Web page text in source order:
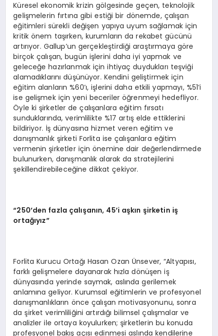
Küresel ekonomik krizin gölgesinde geçen, teknolojik
gelişmelerin fırtına gibi estiği bir dönemde, çalışan
eğitimleri sürekli değişen yapıya uyum sağlamak için
kritik önem taşırken, kurumların da rekabet gücünü
artırıyor. Gallup’un gerçekleştirdiği araştırmaya göre
birçok çalışan, bugün işlerini daha iyi yapmak ve
geleceğe hazırlanmak için ihtiyaç duydukları teşviği
alamadıklarını düşünüyor. Kendini geliştirmek için
eğitim alanların %60’ı, işlerini daha etkili yapmayı, %51’i
ise gelişmek için yeni beceriler öğrenmeyi hedefliyor.
Öyle ki şirketler de çalışanlara eğitim fırsatı
sunduklarında, verimlilikte %17 artış elde ettiklerini
bildiriyor. İş dünyasına hizmet veren eğitim ve
danışmanlık şirketi Forlita ise çalışanlara eğitim
vermenin şirketler için önemine dair değerlendirmede
bulunurken, danışmanlık alarak da stratejilerini
şekillendirebileceğine dikkat çekiyor.
“250’den fazla çalışanın, 45’i aşkın şirketin iş
ortağıyız”
Forlita Kurucu Ortağı Hasan Ozan Ünsever, “Altyapısı,
farklı gelişmelere dayanarak hızla dönüşen iş
dünyasında yerinde saymak, aslında gerilemek
anlamına geliyor. Kurumsal eğitimlerin ve profesyonel
danışmanlıkların önce çalışan motivasyonunu, sonra
da şirket verimliliğini artırdığı bilimsel çalışmalar ve
analizler ile ortaya koyulurken; şirketlerin bu konuda
profesyonel bakış açısı edinmesi aslında kendilerine